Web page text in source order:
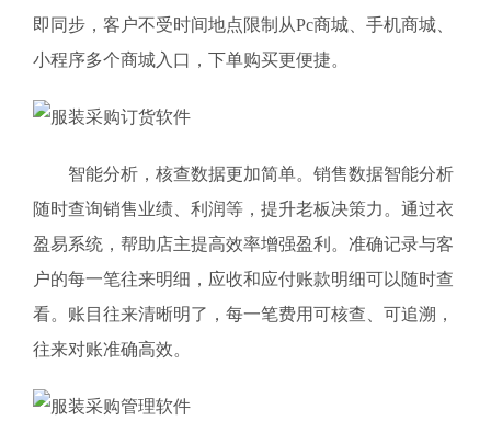
即同步，客户不受时间地点限制从Pc商城、手机商城、
小程序多个商城入口，下单购买更便捷。
智能分析，核查数据更加简单。销售数据智能分析
随时查询销售业绩、利润等，提升老板决策力。通过衣
盈易系统，帮助店主提高效率增强盈利。准确记录与客
户的每一笔往来明细，应收和应付账款明细可以随时查
看。账目往来清晰明了，每一笔费用可核查、可追溯，
往来对账准确高效。